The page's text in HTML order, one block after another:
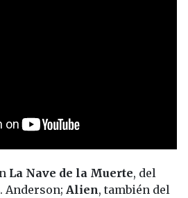
La Nave de la Muerte, del
Anderson; Alien, también del